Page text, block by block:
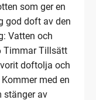
som ger en
god doft av den
Vatten och
Timmar Tillsätt
doftolja och
med en
stänger av